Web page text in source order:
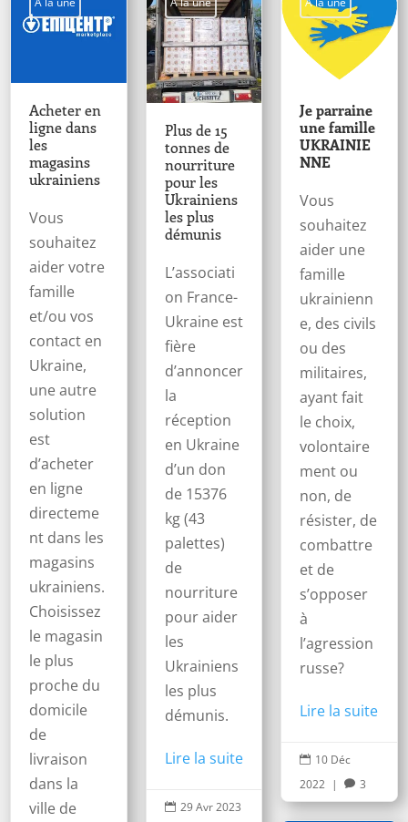
Acheter en
ligne dans
les
magasins
ukrainiens
Vous
souhaitez
aider votre
famille
et/ou vos
contact en
Ukraine,
une autre
solution
est
d’acheter
en ligne
directeme
nt dans les
magasins
ukrainiens.
Choisissez
le magasin
le plus
proche du
domicile
de
livraison
dans la
ville de
Plus de 15
tonnes de
nourriture
pour les
Ukrainiens
les plus
démunis
L’associati
on France-
Ukraine est
fière
d’annoncer
la
réception
en Ukraine
d’un don
de 15376
kg (43
palettes)
de
nourriture
pour aider
les
Ukrainiens
les plus
démunis.
Lire la suite
 29 Avr 2023
Je parraine
une famille
UKRAINIE
NNE
Vous
souhaitez
aider une
famille
ukrainienn
e, des civils
ou des
militaires,
ayant fait
le choix,
volontaire
ment ou
non, de
résister, de
combattre
et de
s’opposer
à
l’agression
russe?
Lire la suite
 10 Déc
2022 |  3